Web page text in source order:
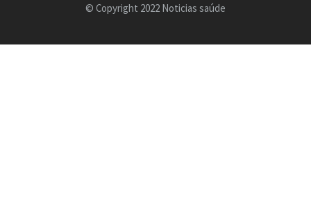
© Copyright 2022 Noticias saúde